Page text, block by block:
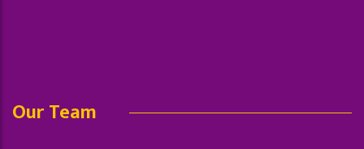
Our Team